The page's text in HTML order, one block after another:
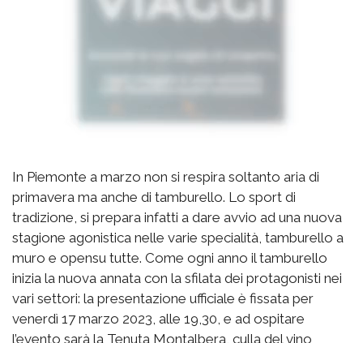
In Piemonte a marzo non si respira soltanto aria di
primavera ma anche di tamburello. Lo sport di
tradizione, si prepara infatti a dare avvio ad una nuova
stagione agonistica nelle varie specialità, tamburello a
muro e opensu tutte. Come ogni anno il tamburello
inizia la nuova annata con la sfilata dei protagonisti nei
vari settori: la presentazione ufficiale è fissata per
venerdì 17 marzo 2023, alle 19,30, e ad ospitare
l’evento sarà la Tenuta Montalbera, culla del vino